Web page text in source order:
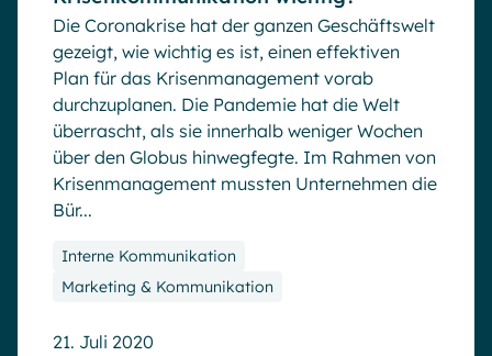
Die Coronakrise hat der ganzen Geschäftswelt
gezeigt, wie wichtig es ist, einen effektiven
Plan für das Krisenmanagement vorab
durchzuplanen. Die Pandemie hat die Welt
überrascht, als sie innerhalb weniger Wochen
über den Globus hinwegfegte. Im Rahmen von
Krisenmanagement mussten Unternehmen die
Bür...
Interne Kommunikation
Marketing & Kommunikation
21. Juli 2020